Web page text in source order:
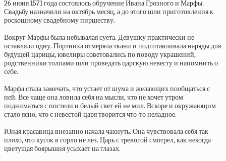
26 июня 1571 года состоялось обручение Ивана Грозного и Марфы.
Свадьбу назначили на октябрь месяц, а до этого шли приготовления к
роскошному свадебному пиршеству.
Вокруг Марфы была небывалая суета. Девушку практически не
оставляли одну. Портниха отмеряла ткани и подготавливала наряды для
будущей царицы, ювелиры советовались по поводу украшений,
родственники толпами шли проведать царскую невесту и напомнить о
себе.
Марфа стала замечать, что устает от шума и желающих пообщаться с
ней. Все чаще она ловила себя на мысли, что не хочет утром
подниматься с постели и белый свет ей не мил. Вскоре и окружающим
стало ясно, что с невестой царя творится что-то неладное.
Юная красавица внезапно начала чахнуть. Она чувствовала себя так
плохо, что кусок в горло не лез. Царь с тревогой смотрел, как некогда
цветущая боярышня усыхает на глазах.